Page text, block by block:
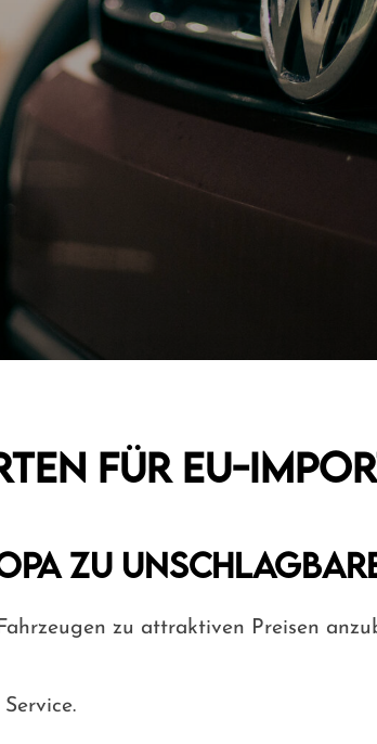
für EU-
zu
zu attraktiven Preisen